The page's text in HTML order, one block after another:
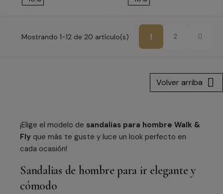
Mostrando 1-12 de 20 artículo(s) 1 2
Volver arriba 
¡Elige el modelo de sandalias para hombre Walk &
Fly que más te guste y luce un look perfecto en
cada ocasión!
Sandalias de hombre para ir elegante y
cómodo